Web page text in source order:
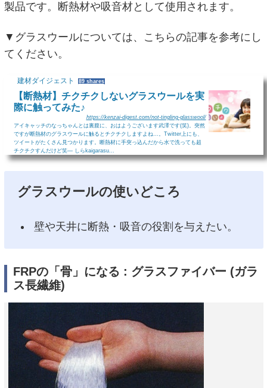
製品です。断熱材や吸音材として使用されます。
▼グラスウールについては、こちらの記事を参考にし
てください。
建材ダイジェスト 89 shares
【断熱材】チクチクしないグラスウールを実
際に触ってみた♪
https://kenzai-digest.com/not-tingling-glasswool/
アイキャッチのなっちゃんとは裏腹に、おはようございます武澤です(笑)。突然
ですが断熱材のグラスウールに触るとチクチクしますよね…。Twitter上にも、
ツイートがたくさん見つかります。断熱材に手突っ込んだから水で洗っても超
チクチクすんだけど笑— しらkaigarasu...
グラスウールの使いどころ
壁や天井に断熱・吸音の役割を与えたい。
FRPの「骨」になる : グラスファイバー (ガラ
ス長繊維)